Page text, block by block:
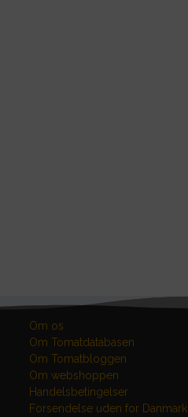
Om os
Om Tomatdatabasen
Om Tomatbloggen
Om webshoppen
Handelsbetingelser
Forsendelse uden for Danmark